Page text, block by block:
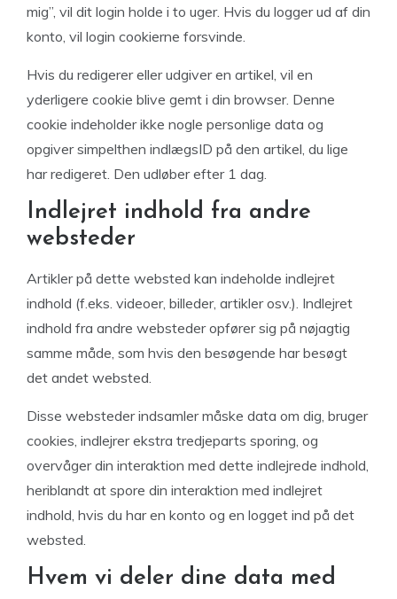
mig”, vil dit login holde i to uger. Hvis du logger ud af din
konto, vil login cookierne forsvinde.
Hvis du redigerer eller udgiver en artikel, vil en
yderligere cookie blive gemt i din browser. Denne
cookie indeholder ikke nogle personlige data og
opgiver simpelthen indlægsID på den artikel, du lige
har redigeret. Den udløber efter 1 dag.
Indlejret indhold fra andre
websteder
Artikler på dette websted kan indeholde indlejret
indhold (f.eks. videoer, billeder, artikler osv.). Indlejret
indhold fra andre websteder opfører sig på nøjagtig
samme måde, som hvis den besøgende har besøgt
det andet websted.
Disse websteder indsamler måske data om dig, bruger
cookies, indlejrer ekstra tredjeparts sporing, og
overvåger din interaktion med dette indlejrede indhold,
heriblandt at spore din interaktion med indlejret
indhold, hvis du har en konto og en logget ind på det
websted.
Hvem vi deler dine data med